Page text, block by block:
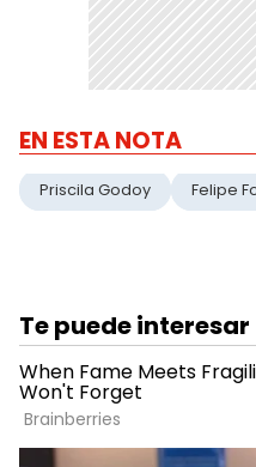
EN ESTA NOTA
Priscila Godoy Felipe